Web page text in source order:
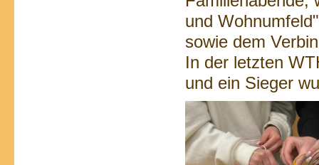
und
sowie dem
In der letzten
und ein Sieger